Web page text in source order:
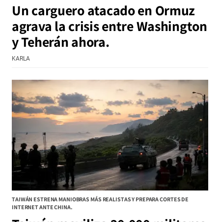
Un carguero atacado en Ormuz
agrava la crisis entre Washington
y Teherán ahora.
KARLA
TAIWÁN ESTRENA MANIOBRAS MÁS REALISTAS Y PREPARA CORTES DE
INTERNET ANTE CHINA.